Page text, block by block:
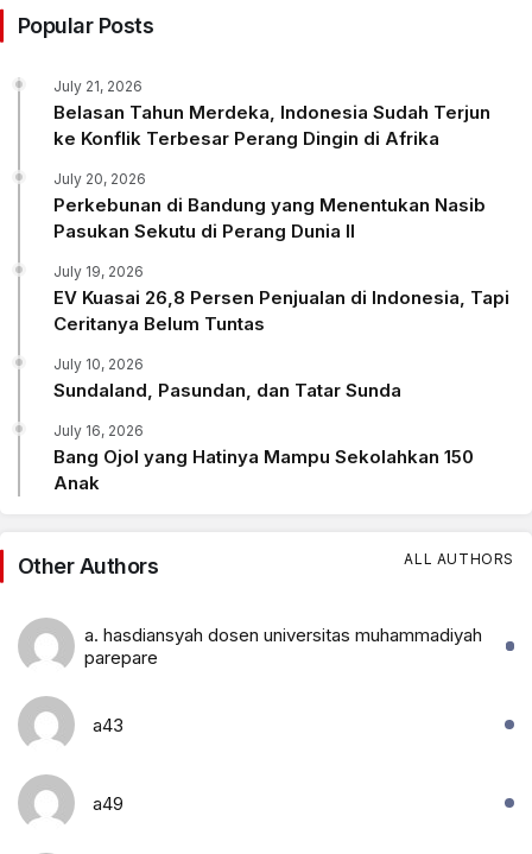
Popular Posts
Belasan Tahun Merdeka, Indonesia Sudah Terjun
ke Konflik Terbesar Perang Dingin di Afrika
July 21, 2026
Perkebunan di Bandung yang Menentukan Nasib
Pasukan Sekutu di Perang Dunia II
July 20, 2026
EV Kuasai 26,8 Persen Penjualan di Indonesia, Tapi
Ceritanya Belum Tuntas
July 19, 2026
Sundaland, Pasundan, dan Tatar Sunda
July 10, 2026
Bang Ojol yang Hatinya Mampu Sekolahkan 150
Anak
July 16, 2026
Other Authors ALL AUTHORS
a. hasdiansyah dosen universitas muhammadiyah
parepare
a43
a49